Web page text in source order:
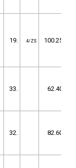
19. 4/ZS 100.25
33. 62.40
32. 82.60